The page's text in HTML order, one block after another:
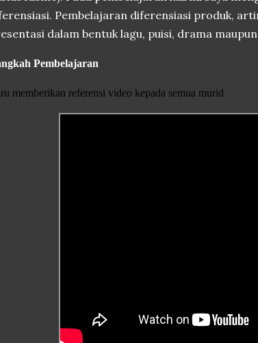
Pembelajaran diferensiasi produk,
dalam bentuk lagu, puisi, drama
Pembelajaran
memberikan referensi video kepada semua murid